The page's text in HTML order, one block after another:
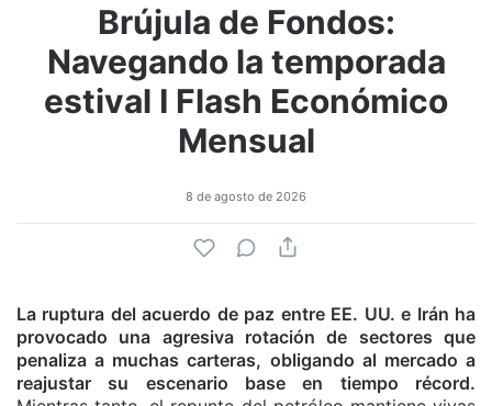
Brújula de Fondos:
Navegando la temporada
estival I Flash Económico
Mensual
8 de agosto de 2026
La ruptura del acuerdo de paz entre EE. UU. e Irán ha
provocado una agresiva rotación de sectores que
penaliza a muchas carteras, obligando al mercado a
reajustar su escenario base en tiempo récord.